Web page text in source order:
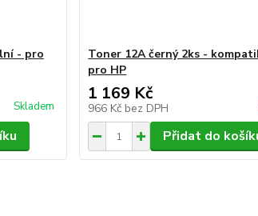
- pro
Skladem
Toner 12A černý 2ks -
pro HP
1 169 Kč
966 Kč bez DPH
Přidat do